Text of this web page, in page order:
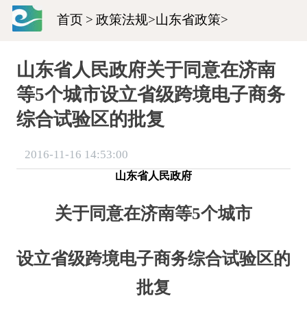
首页 > 政策法规>山东省政策>
山东省人民政府关于同意在济南
等5个城市设立省级跨境电子商务
综合试验区的批复
2016-11-16 14:53:00
山东省人民政府
关于同意在济南等5个城市
设立省级跨境电子商务综合试验区的
批复